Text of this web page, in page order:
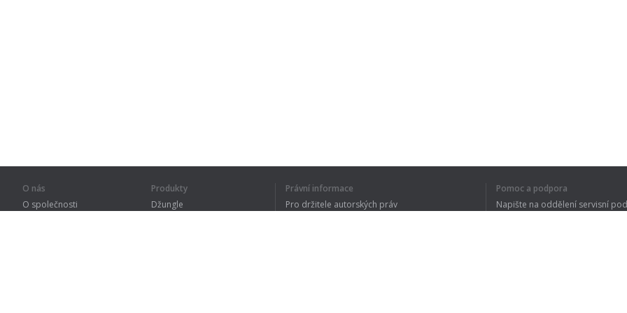
O nás
O společnosti
Produkty
Džungle
Právní informace
Pro držitele autorských práv
Pomoc a podpora
Napište na oddělení servisní